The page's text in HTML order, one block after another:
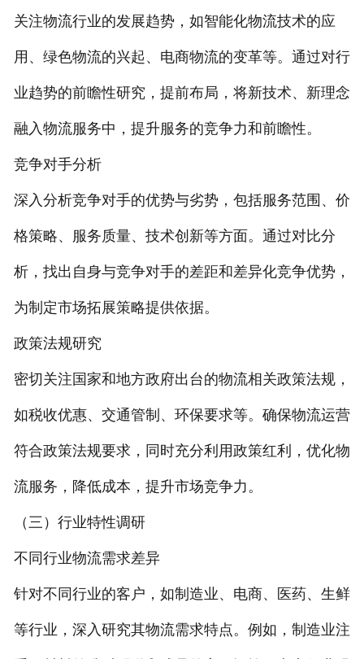
关注物流行业的发展趋势，如智能化物流技术的应
用、绿色物流的兴起、电商物流的变革等。通过对行
业趋势的前瞻性研究，提前布局，将新技术、新理念
融入物流服务中，提升服务的竞争力和前瞻性。
竞争对手分析
深入分析竞争对手的优势与劣势，包括服务范围、价
格策略、服务质量、技术创新等方面。通过对比分
析，找出自身与竞争对手的差距和差异化竞争优势，
为制定市场拓展策略提供依据。
政策法规研究
密切关注国家和地方政府出台的物流相关政策法规，
如税收优惠、交通管制、环保要求等。确保物流运营
符合政策法规要求，同时充分利用政策红利，优化物
流服务，降低成本，提升市场竞争力。
（三）行业特性调研
不同行业物流需求差异
针对不同行业的客户，如制造业、电商、医药、生鲜
等行业，深入研究其物流需求特点。例如，制造业注